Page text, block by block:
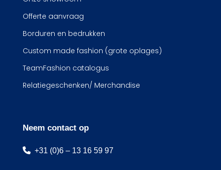
Offerte aanvraag
Borduren en bedrukken
Custom made fashion (grote oplages)
TeamFashion catalogus
Relatiegeschenken/ Merchandise
Neem contact op
+31 (0)6 – 13 16 59 97